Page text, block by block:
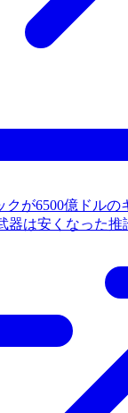
クが6500億ドル
器は安くなった推